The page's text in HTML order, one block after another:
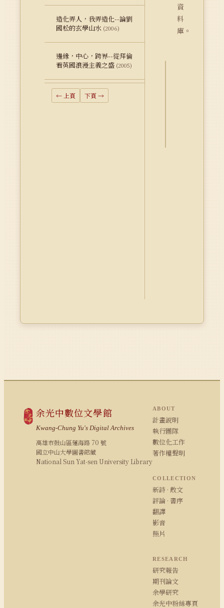
造化弄人，我弄造化--論劉
國松的玄學山水 (2006)
邊緣，中心，跨界--從拜倫
看英國浪漫主義之盛 (2005)
← 上頁 下頁 →
資
料
庫。
余光中數位文學館
Kwang-Chung Yu's Digital Archives
高雄市鼓山區蓮海路 70 號
國立中山大學圖書館藏
National Sun Yat-sen University Library
ABOUT
計畫說明
執行團隊
數位化工作
著作權聲明
COLLECTION
新詩 · 散文
評論 · 書序
翻譯
影音
照片
RESEARCH
研究報告
期刊論文
余學研究
余光中粉絲專頁